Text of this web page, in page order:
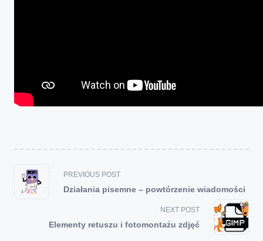
<span
class="nav-
subtitle
PREVIOUS POST
Działania pisemne – powtórzenie wiadomości
NEXT POST
Elementy retuszu i fotomontażu zdjęć